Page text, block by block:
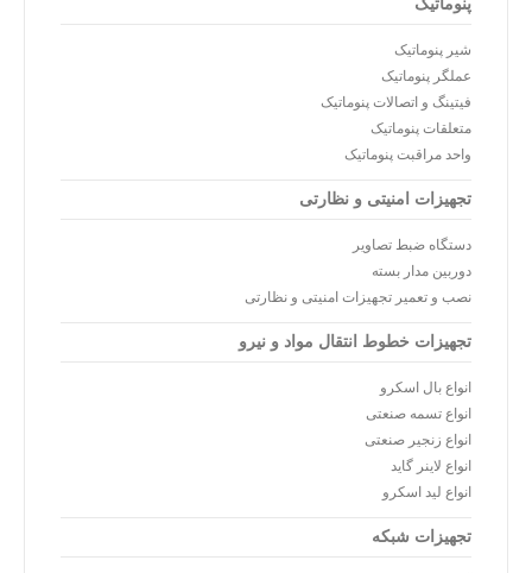
پنوماتیک
شیر پنوماتیک
عملگر پنوماتیک
فیتینگ و اتصالات پنوماتیک
متعلقات پنوماتیک
واحد مراقبت پنوماتیک
تجهیزات امنیتی و نظارتی
دستگاه ضبط تصاویر
دوربین مدار بسته
نصب و تعمیر تجهیزات امنیتی و نظارتی
تجهیزات خطوط انتقال مواد و نیرو
انواع بال اسکرو
انواع تسمه صنعتی
انواع زنجیر صنعتی
انواع لاینر گاید
انواع لید اسکرو
تجهیزات شبکه